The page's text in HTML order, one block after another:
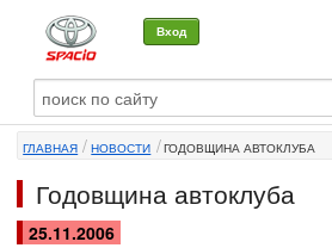
Вход
О машине
Автоклуб
Форумы
ГЛАВНАЯ НОВОСТИ ГОДОВЩИНА АВТОКЛУБА
Годовщина автоклуба
25.11.2006